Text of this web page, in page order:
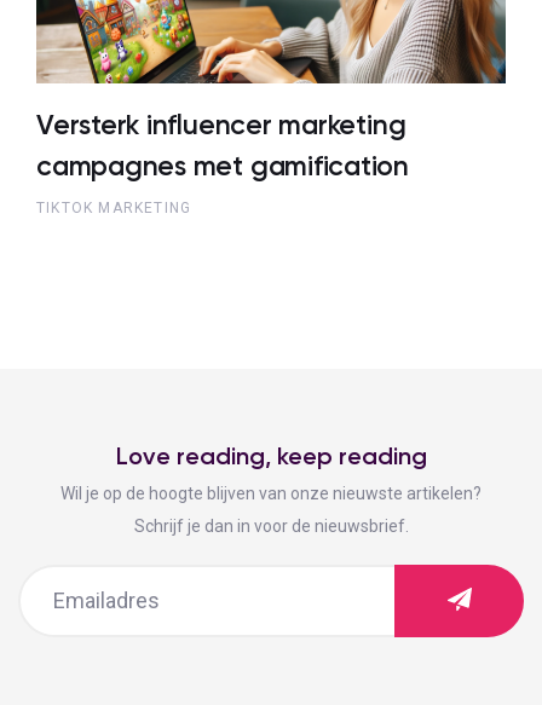
Versterk influencer marketing
campagnes met gamification
TIKTOK MARKETING
Love reading, keep reading
Wil je op de hoogte blijven van onze nieuwste artikelen?
Schrijf je dan in voor de nieuwsbrief.